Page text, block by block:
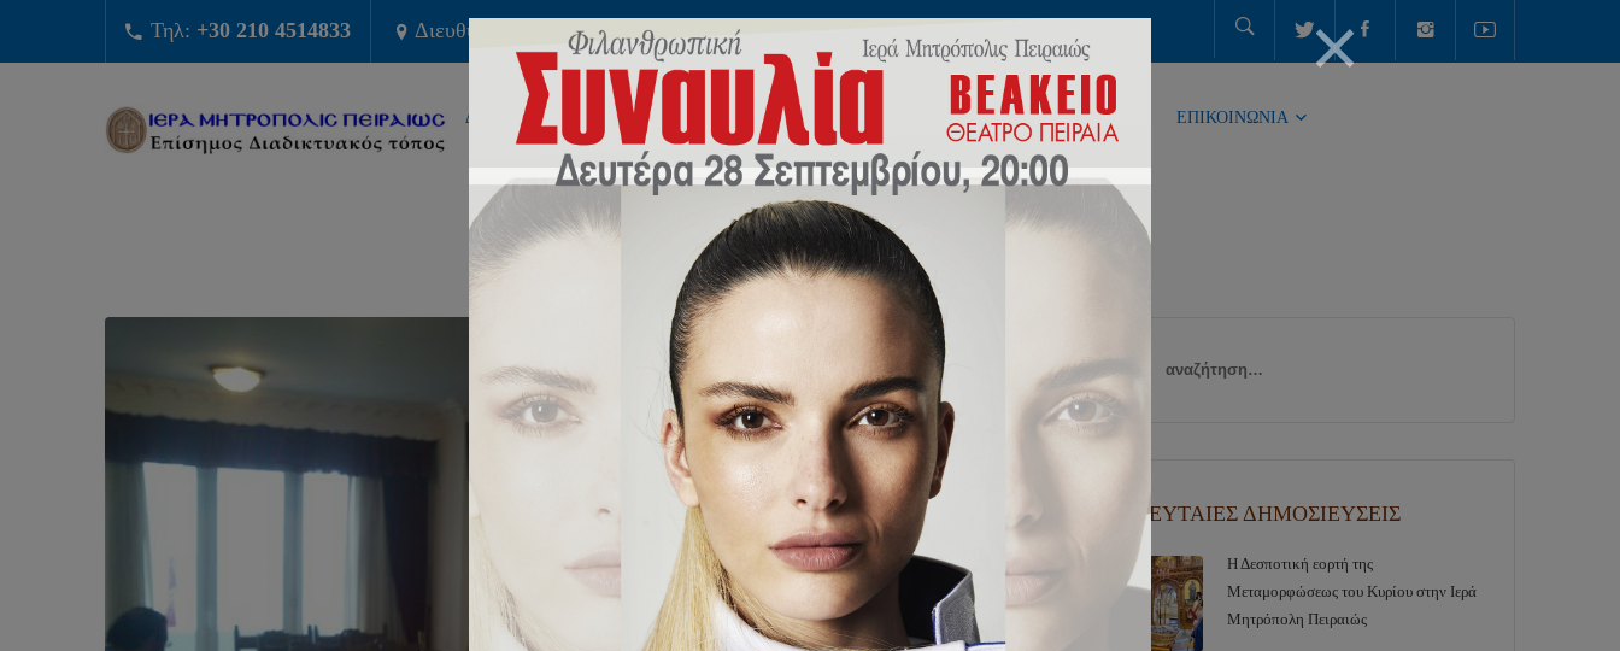
Τηλ: +30 210 4514833 Διευθυνση: Φίλωνος 45
ΔΙΟΙΚΗΣΗ ΠΟΙΜΑΝΤΙΚΗ ΕΚΠΑΙΔΕΥΣΗ Μ.Μ.Ε ΝΕΟΤΗΤΑ ΕΠΙΚΟΙΝΩΝΙΑ
Αναζήτηση
για:
ΤΕΛΕΥΤΑΊΕΣ ΔΗΜΟΣΙΕΎΣΕΙΣ
Η Δεσποτική εορτή της
Μεταμορφώσεως του Κυρίου στην Ιερά
Μητρόπολη Πειραιώς